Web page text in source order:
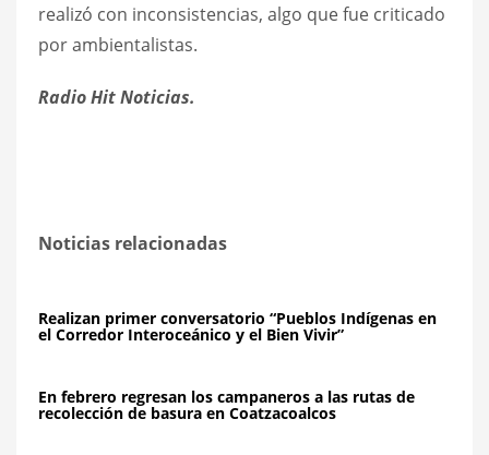
realizó con inconsistencias, algo que fue criticado
por ambientalistas.
Radio Hit Noticias.
Noticias relacionadas
Realizan primer conversatorio “Pueblos Indígenas en
el Corredor Interoceánico y el Bien Vivir”
En febrero regresan los campaneros a las rutas de
recolección de basura en Coatzacoalcos